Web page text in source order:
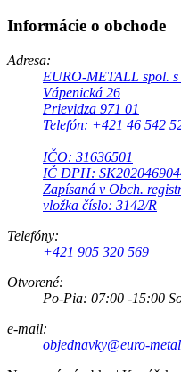
Informácie o obchode
Adresa:
EURO-METALL spol. s
Vápenická 26
Prievidza 971 01
Telefón: +421 46 542
IČO: 31636501
IČ DPH:
Zapísaná v Obch.
vložka číslo: 3142/R
Telefóny:
+421 905 320 569
Otvorené:
Po-Pia: 07:00 -15:00
e-mail:
objednavky@euro-